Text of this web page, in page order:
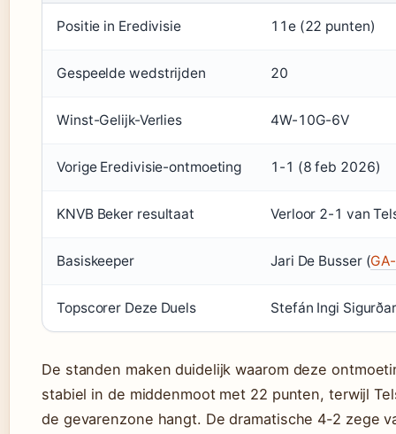
Positie in Eredivisie 11e (22 punten)
Gespeelde wedstrijden 20
Winst-Gelijk-Verlies 4W-10G-6V
Vorige Eredivisie-ontmoeting 1-1 (8 feb 2026)
KNVB Beker resultaat Verloor 2-1 van
Basiskeeper Jari De Busser (
Topscorer Deze Duels Stefán Ingi
De standen maken duidelijk waarom deze
stabiel in de middenmoot met 22 punten, terwijl
de gevarenzone hangt. De dramatische 4-2 zege